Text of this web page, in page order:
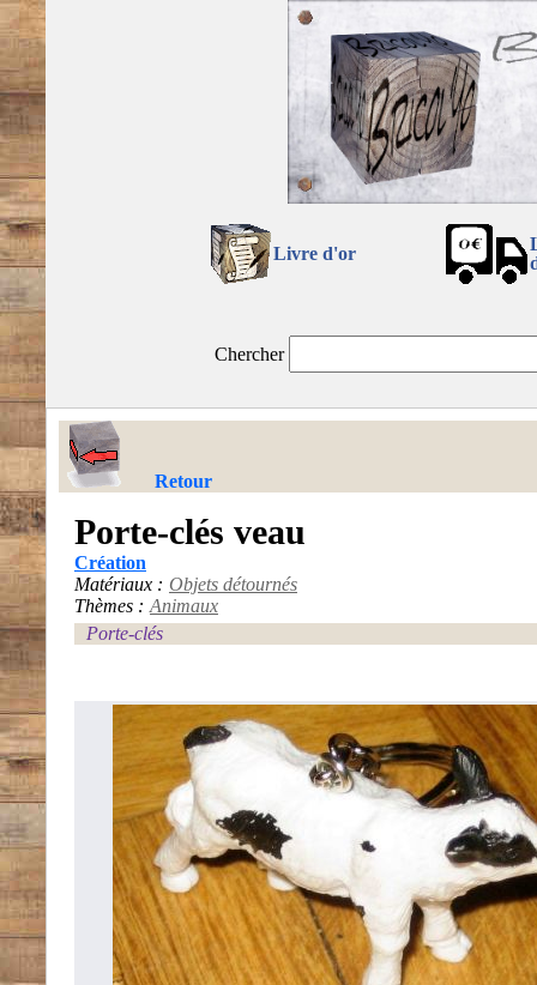
Livre d'or
Chercher
Retour
Porte-clés veau
Création
Matériaux : Objets détournés
Thèmes : Animaux
Porte-clés